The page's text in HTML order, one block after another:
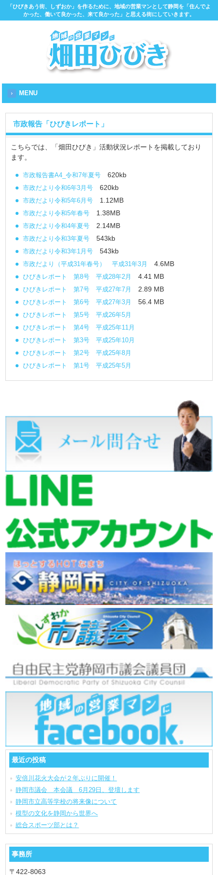
「ひびきあう街、しずおか」を作るために、地域の営業マンとして静岡を「住んでよ
かった、働いて良かった、来て良かった」と思える街にしていきます。
MENU
市政報告「ひびきレポート」
こちらでは、「畑田ひびき」活動状況レポートを掲載しており
ます。
市政報告書A4_令和7年夏号 620kb
市政だより令和6年3月号 620kb
市政だより令和5年6月号 1.12MB
市政だより令和5年春号 1.38MB
市政だより令和4年夏号 2.14MB
市政だより令和3年夏号 543kb
市政だより令和3年1月号 543kb
市政だより（平成31年春号） 平成31年3月 4.6MB
ひびきレポート 第8号 平成28年2月 4.41 MB
ひびきレポート 第7号 平成27年7月 2.89 MB
ひびきレポート 第6号 平成27年3月 56.4 MB
ひびきレポート 第5号 平成26年5月
ひびきレポート 第4号 平成25年11月
ひびきレポート 第3号 平成25年10月
ひびきレポート 第2号 平成25年8月
ひびきレポート 第1号 平成25年5月
最近の投稿
安倍川花火大会が２年ぶりに開催！
静岡市議会 本会議 6月29日、登壇します
静岡市立高等学校の将来像について
模型の文化を静岡から世界へ
総合スポーツ部とは？
事務所
〒422-8063